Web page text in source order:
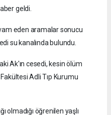
geldi.
eden aramalar sonucu
su kanalında bulundu.
Ak'ın cesedi, kesin ölüm
Adli Tıp Kurumu
olmadığı öğrenilen yaşlı